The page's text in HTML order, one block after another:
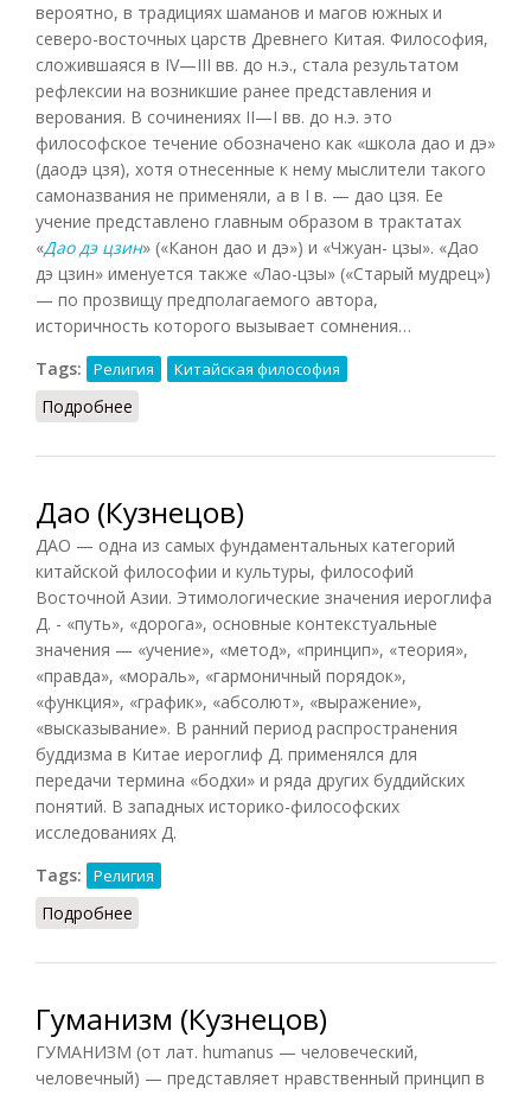
вероятно, в традициях шаманов и магов южных и
северо-восточных царств Древнего Китая. Философия,
сложившаяся в IV—III вв. до н.э., стала результатом
рефлексии на возникшие ранее представления и
верования. В сочинениях II—I вв. до н.э. это
философское течение обозначено как «школа дао и дэ»
(даодэ цзя), хотя отнесенные к нему мыслители такого
самоназвания не применяли, а в I в. — дао цзя. Ее
учение представлено главным образом в трактатах
«Дао дэ цзин» («Канон дао и дэ») и «Чжуан- цзы». «Дао
дэ цзин» именуется также «Лао-цзы» («Старый мудрец»)
— по прозвищу предполагаемого автора,
историчность которого вызывает сомнения…
Tags:
Религия Китайская философия
Подробнее
Дао (Кузнецов)
ДАО — одна из самых фундаментальных категорий
китайской философии и культуры, философий
Восточной Азии. Этимологические значения иероглифа
Д. - «путь», «дорога», основные контекстуальные
значения — «учение», «метод», «принцип», «теория»,
«правда», «мораль», «гармоничный порядок»,
«функция», «график», «абсолют», «выражение»,
«высказывание». В ранний период распространения
буддизма в Китае иероглиф Д. применялся для
передачи термина «бодхи» и ряда других буддийских
понятий. В западных историко-философских
исследованиях Д.
Tags:
Религия
Подробнее
Гуманизм (Кузнецов)
ГУМАНИЗМ (от лат. humanus — человеческий,
человечный) — представляет нравственный принцип в